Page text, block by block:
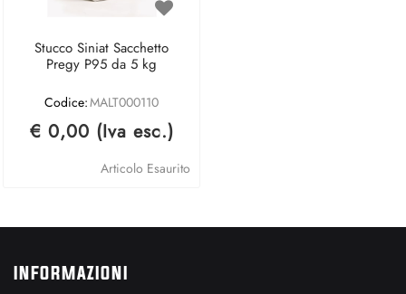
Stucco Siniat Sacchetto
Pregy P95 da 5 kg
Codice:MALT000110
€ 0,00 (Iva esc.)
Articolo Esaurito
INFORMAZIONI